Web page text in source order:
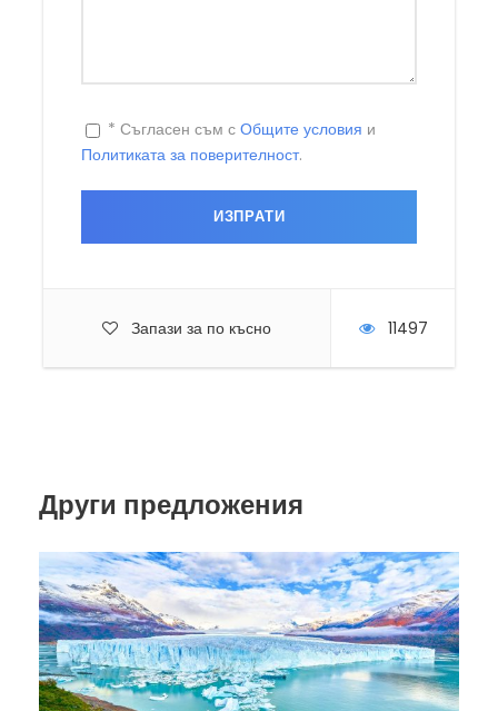
* Съгласен съм с Общите условия и
Политиката за поверителност.
Запази за по късно 11497
Други предложения